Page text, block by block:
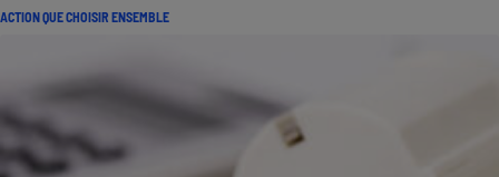
ACTION QUE CHOISIR ENSEMBLE